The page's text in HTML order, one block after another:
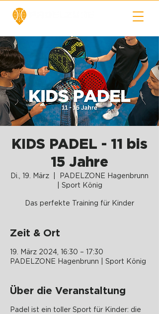
KIDS PADEL - 11 bis
15 Jahre
Di., 19. März
PADELZONE Hagenbrunn
| Sport König
Das perfekte Training für Kinder
Zeit & Ort
19. März 2024, 16:30 – 17:30
PADELZONE Hagenbrunn | Sport König
Über die Veranstaltung
Padel ist ein toller Sport für Kinder: die